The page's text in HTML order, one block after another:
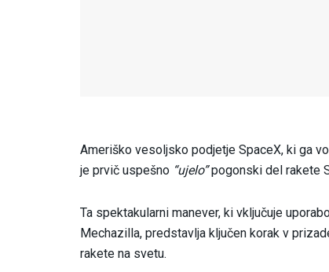
Ameriško vesoljsko podjetje SpaceX, ki ga
je prvič uspešno “ujelo”pogonski del rakete
Ta spektakularni manever, ki vključuje
Mechazilla, predstavlja ključen korak v
rakete na svetu.